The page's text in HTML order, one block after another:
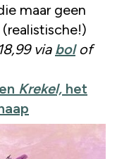
maar geen
via bolof
Krekel, het